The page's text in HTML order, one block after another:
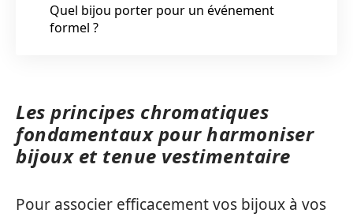
Quel bijou porter pour un événement
formel ?
Les principes chromatiques
fondamentaux pour harmoniser
bijoux et tenue vestimentaire
Pour associer efficacement vos bijoux à vos